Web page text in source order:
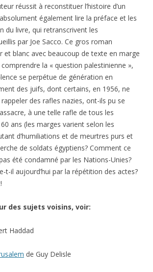
réussit à reconstituer l’histoire d’un
également lire la préface et les
du livre, qui retranscrivent les
par Joe Sacco. Ce gros roman
et blanc avec beaucoup de texte en marge
la « question palestinienne »,
se perpétue de génération en
des juifs, dont certains, en 1956, ne
des rafles nazies, ont-ils pu se
à une telle rafle de tous les
ans (les marges varient selon les
d’humiliations et de meurtres purs et
de soldats égyptiens? Comment ce
été condamné par les Nations-Unies?
t-il aujourd’hui par la répétition des actes?
des sujets voisins, voir:
Haddad
de Guy Delisle